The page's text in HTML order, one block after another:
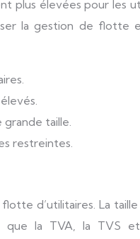
plus élevées pour les
la gestion de flotte
grande taille.
restreintes.
d’utilitaires. La
la TVA, la TVS et